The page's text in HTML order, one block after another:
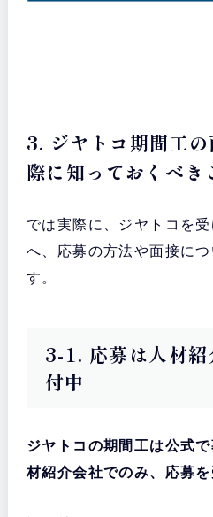
3. ジヤトコ期間工
際に知っておくべき
では実際に、ジヤトコを
へ、応募の方法や面接に
す。
3-1. 応募は人材
付中
ジヤトコの期間工は公式
材紹介会社でのみ、応募を